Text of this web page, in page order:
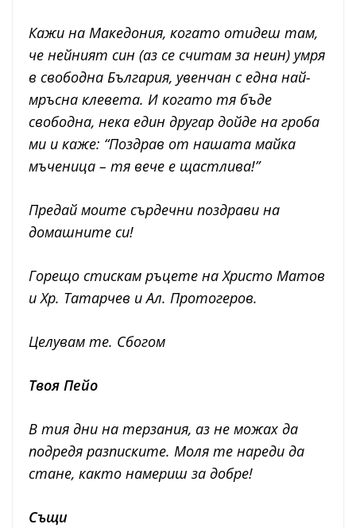
Кажи на Македония, когато отидеш там,
че нейният син (аз се считам за неин) умря
в свободна България, увенчан с една най-
мръсна клевета. И когато тя бъде
свободна, нека един другар дойде на гроба
ми и каже: “Поздрав от нашата майка
мъченица – тя вече е щастлива!”
Предай моите сърдечни поздрави на
домашните си!
Горещо стискам ръцете на Христо Матов
и Хр. Татарчев и Ал. Протогеров.
Целувам те. Сбогом
Твоя Пейо
В тия дни на терзания, аз не можах да
подредя разписките. Моля те нареди да
стане, както намериш за добре!
Същи